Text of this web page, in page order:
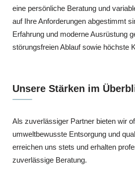
eine persönliche Beratung und
auf Ihre Anforderungen abgestimmt
Erfahrung und moderne Ausrüstung
störungsfreien Ablauf sowie höchste
Unsere Stärken im
Als zuverlässiger Partner bieten wir
umweltbewusste Entsorgung und
erreichen uns stets und erhalten
zuverlässige Beratung.